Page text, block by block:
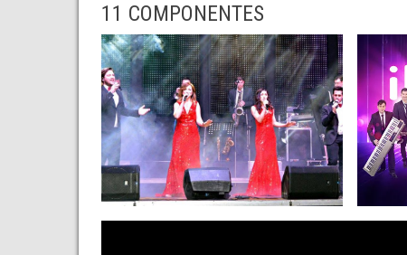
11 COMPONENTES